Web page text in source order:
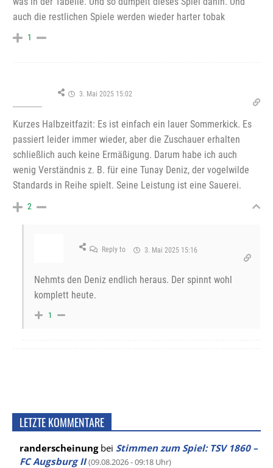
auch die restlichen Spiele werden wieder harter tobak
1
3. Mai 2025 15:02
Kurzes Halbzeitfazit: Es ist einfach ein lauer Sommerkick. Es
passiert leider immer wieder, aber die Zuschauer erhalten
schließlich auch keine Ermäßigung. Darum habe ich auch
wenig Verständnis z. B. für eine Tunay Deniz, der vogelwilde
Standards in Reihe spielt. Seine Leistung ist eine Sauerei.
2
Reply to 3. Mai 2025 15:16
Nehmts den Deniz endlich heraus. Der spinnt wohl
komplett heute.
1
LETZTE KOMMENTARE
randerscheinungbei Stimmen zum Spiel: TSV 1860 –
FC Augsburg II (09.08.2026 - 09:18 Uhr)